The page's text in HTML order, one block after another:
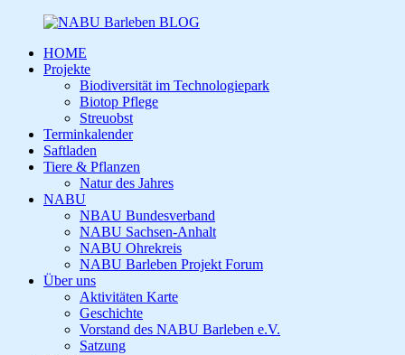
HOME
Projekte
Biodiversität im Technologiepark
Biotop Pflege
Streuobst
Terminkalender
Saftladen
Tiere & Pflanzen
Natur des Jahres
NABU
NBAU Bundesverband
NABU Sachsen-Anhalt
NABU Ohrekreis
NABU Barleben Projekt Forum
Über uns
Aktivitäten Karte
Geschichte
Vorstand des NABU Barleben e.V.
Satzung